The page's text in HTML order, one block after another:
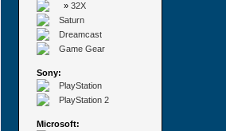
» 32X
Saturn
Dreamcast
Game Gear
Sony:
PlayStation
PlayStation 2
Microsoft: